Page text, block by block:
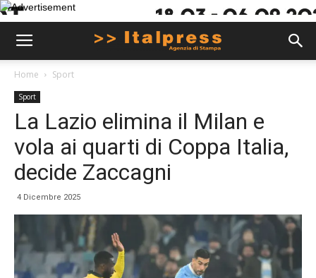
Home Sport
Sport
La Lazio elimina il Milan e
vola ai quarti di Coppa Italia,
decide Zaccagni
4 Dicembre 2025